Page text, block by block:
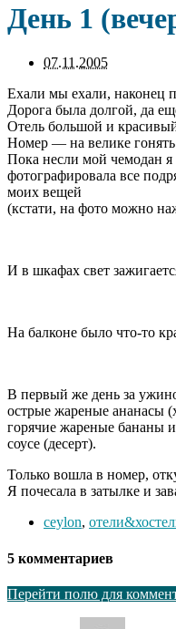
День 1
07.11.2005
Ехали мы ехали, наконец
Дорога была долгой, да
Отель большой и
Номер — на велике
Пока несли мой чемодан я
фотографировала все
моих вещей
(кстати, на фото можно
И в шкафах свет
На балконе было что-то
В первый же день за
острые жареные ананасы
горячие жареные бананы
соусе (десерт).
Только вошла в номер,
Я почесала в затылке и
ceylon,
5 комментариев
Перейти полю для